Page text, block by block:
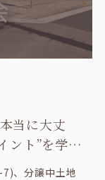
当に大丈
ント”を学ぶ
、分譲中土地